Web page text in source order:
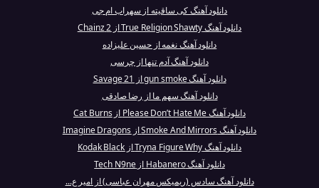
دانلود آهنگ کی ساقیته از سهراب ام جی
دانلود آهنگ True Religion Shawty از 2 Chainz
دانلود آهنگ نغمه از حسین علیزاده
دانلود آهنگ آدم تنها از چرسی
دانلود آهنگ gun smoke از 21 Savage
دانلود آهنگ سهم ما از رضا صادقی
دانلود آهنگ Please Don’t Hate Me از Cat Burns
دانلود آهنگ Smoke And Mirrors از Imagine Dragons
دانلود آهنگ Tryna Figure Why از Kodak Black
دانلود آهنگ Habanero از Tech N9ne
دانلود آهنگ سادس (ریمیکس مهران عباسی) از امیر ع...